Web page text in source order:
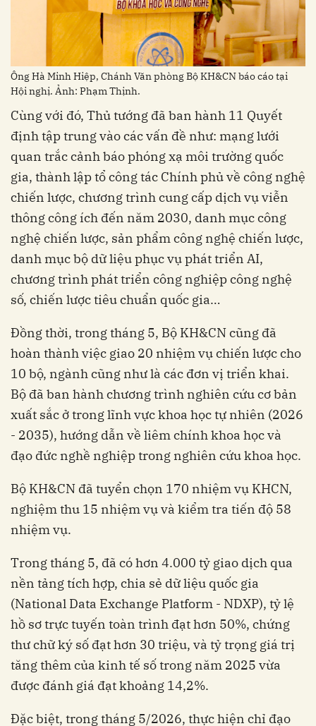
Ông Hà Minh Hiệp, Chánh Văn phòng Bộ KH&CN báo cáo tại
Hội nghị. Ảnh: Phạm Thịnh.
Cùng với đó, Thủ tướng đã ban hành 11 Quyết
định tập trung vào các vấn đề như: mạng lưới
quan trắc cảnh báo phóng xạ môi trường quốc
gia, thành lập tổ công tác Chính phủ về công nghệ
chiến lược, chương trình cung cấp dịch vụ viễn
thông công ích đến năm 2030, danh mục công
nghệ chiến lược, sản phẩm công nghệ chiến lược,
danh mục bộ dữ liệu phục vụ phát triển AI,
chương trình phát triển công nghiệp công nghệ
số, chiến lược tiêu chuẩn quốc gia…
Đồng thời, trong tháng 5, Bộ KH&CN cũng đã
hoàn thành việc giao 20 nhiệm vụ chiến lược cho
10 bộ, ngành cũng như là các đơn vị triển khai.
Bộ đã ban hành chương trình nghiên cứu cơ bản
xuất sắc ở trong lĩnh vực khoa học tự nhiên (2026
- 2035), hướng dẫn về liêm chính khoa học và
đạo đức nghề nghiệp trong nghiên cứu khoa học.
Bộ KH&CN đã tuyển chọn 170 nhiệm vụ KHCN,
nghiệm thu 15 nhiệm vụ và kiểm tra tiến độ 58
nhiệm vụ.
Trong tháng 5, đã có hơn 4.000 tỷ giao dịch qua
nền tảng tích hợp, chia sẻ dữ liệu quốc gia
(National Data Exchange Platform - NDXP), tỷ lệ
hồ sơ trực tuyến toàn trình đạt hơn 50%, chứng
thư chữ ký số đạt hơn 30 triệu, và tỷ trọng giá trị
tăng thêm của kinh tế số trong năm 2025 vừa
được đánh giá đạt khoảng 14,2%.
Đặc biệt, trong tháng 5/2026, thực hiện chỉ đạo